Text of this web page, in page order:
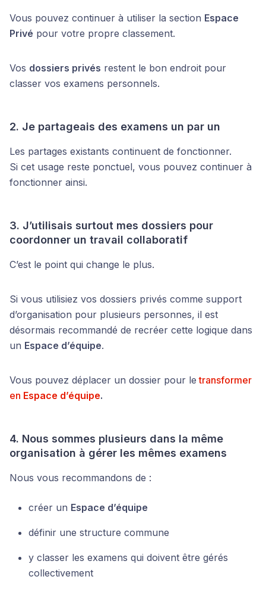
Vous pouvez continuer à utiliser la section Espace
Privé pour votre propre classement.
Vos dossiers privés restent le bon endroit pour
classer vos examens personnels.
2. Je partageais des examens un par un
Les partages existants continuent de fonctionner.
Si cet usage reste ponctuel, vous pouvez continuer à
fonctionner ainsi.
3. J’utilisais surtout mes dossiers pour
coordonner un travail collaboratif
C’est le point qui change le plus.
Si vous utilisiez vos dossiers privés comme support
d’organisation pour plusieurs personnes, il est
désormais recommandé de recréer cette logique dans
un Espace d’équipe.
Vous pouvez déplacer un dossier pour le transformer
en Espace d’équipe.
4. Nous sommes plusieurs dans la même
organisation à gérer les mêmes examens
Nous vous recommandons de :
créer un Espace d’équipe
définir une structure commune
y classer les examens qui doivent être gérés
collectivement